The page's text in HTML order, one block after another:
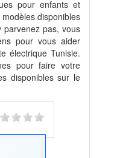
pour enfants et
disponibles
parvenez pas, vous
pour vous aider
électrique Tunisie.
pour faire votre
disponibles sur le